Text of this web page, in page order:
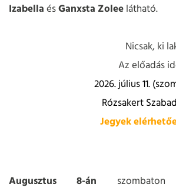
IzabellaésGanxsta Zoleelátható.
Nicsak, ki
Az előadás
2026. július 11.
Rózsakert
Jegyek
Augusztus 8-án